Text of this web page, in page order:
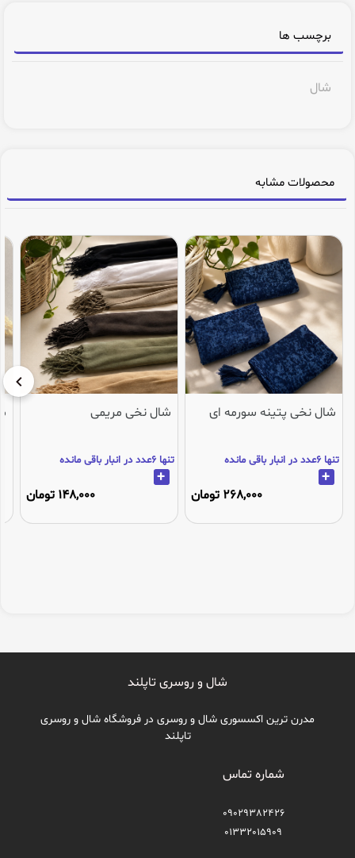
برچسب ها
شال
محصولات مشابه
شال نخی پتینه سورمه ای
تنها 6عدد در انبار باقی مانده
+
268,000 تومان
شال نخی مریمی
تنها 6عدد در انبار باقی مانده
+
148,000 تومان
شال و روسری تاپلند
مدرن ترین اکسسوری شال و روسری در فروشگاه شال و روسری
تاپلند
شماره تماس
09029382426
01332015909